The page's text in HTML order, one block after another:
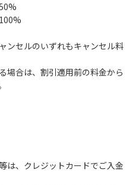
マナーに十分気をつけてくだ
ますと、退場していただきま
でご利用ください。ただし、
ンジンを停止してください。
下です。
ます。
ンセルのいずれもキャンセル料
場合は、割引適用前の料金から
は、クレジットカードでご入金